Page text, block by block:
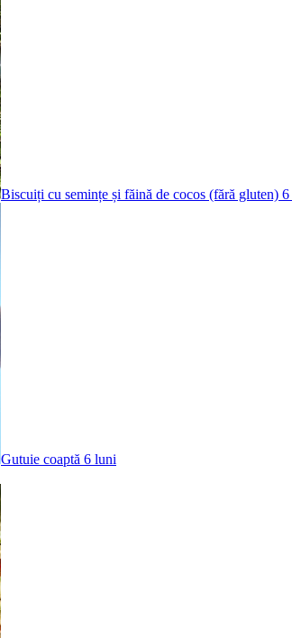
Biscuiți cu semințe și făină de cocos (fără gluten) 6
Gutuie coaptă 6 luni